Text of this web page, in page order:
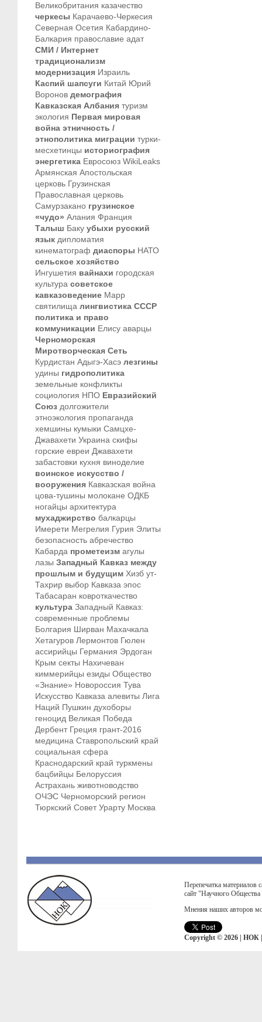
Великобритания казачество
черкесы Карачаево-Черкесия
Северная Осетия Кабардино-
Балкария православие адат
СМИ / Интернет
традиционализм
модернизация Израиль
Каспий шапсуги Китай Юрий
Воронов демография
Кавказская Албания туризм
экология Первая мировая
война этничность /
этнополитика миграции турки-
месхетинцы историография
энергетика Евросоюз WikiLeaks
Армянская Апостольская
церковь Грузинская
Православная церковь
Самурзакано грузинское
«чудо» Алания Франция
Талыш Баку убыхи русский
язык дипломатия
кинематограф диаспоры НАТО
сельское хозяйство
Ингушетия вайнахи городская
культура советское
кавказоведение Марр
святилища лингвистика СССР
политика и право
коммуникации Елису аварцы
Черноморская
Миротворческая Сеть
Курдистан Адыгэ-Хасэ лезгины
удины гидрополитика
земельные конфликты
социология НПО Евразийский
Союз долгожители
этноэкология пропаганда
хемшины кумыки Самцхе-
Джавахети Украина скифы
горские евреи Джавахети
забастовки кухня виноделие
воинское искусство /
вооружения Кавказская война
цова-тушины молокане ОДКБ
ногайцы архитектура
мухаджирство балкарцы
Имерети Мегрелия Гурия Элиты
безопасность абречество
Кабарда прометеизм агулы
лазы Западный Кавказ между
прошлым и будущим Хизб ут-
Тахрир выбор Кавказа эпос
Табасаран ковроткачество
культура Западный Кавказ:
современные проблемы
Болгария Ширван Махачкала
Хетагуров Лермонтов Гюлен
ассирийцы Германия Эрдоган
Крым секты Нахичеван
киммерийцы езиды Общество
«Знание» Новороссия Тува
Искусство Кавказа алевиты Лига
Наций Пушкин духоборы
геноцид Великая Победа
Дербент Греция грант-2016
медицина Ставропольский край
социальная сфера
Краснодарский край туркмены
бацбийцы Белоруссия
Астрахань животноводство
ОЧЭС Черноморский регион
Тюркский Совет Урарту Москва
Перепечатка материалов
сайт "Научного
Мнения наших авторов
Copyright © 2026 | НОК